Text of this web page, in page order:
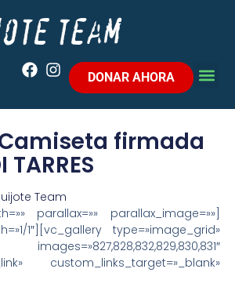
DONAR AHORA
firmada
Team
parallax=»» parallax_image=»»]
1″][vc_gallery type=»image_grid»
custom_links_target=»_blank»